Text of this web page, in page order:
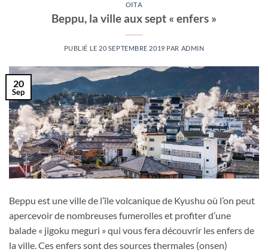
OITA
Beppu, la ville aux sept « enfers »
PUBLIÉ LE 20 SEPTEMBRE 2019 PAR ADMIN
20
Sep
Beppu est une ville de l’île volcanique de Kyushu où l’on peut
apercevoir de nombreuses fumerolles et profiter d’une
balade « jigoku meguri » qui vous fera découvrir les enfers de
la ville. Ces enfers sont des sources thermales (onsen)